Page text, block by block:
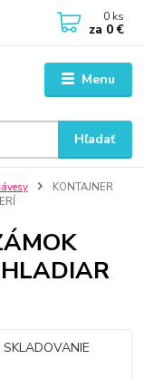
Menu
Hľadať
0 ks
za 0 €
KONTAJNER